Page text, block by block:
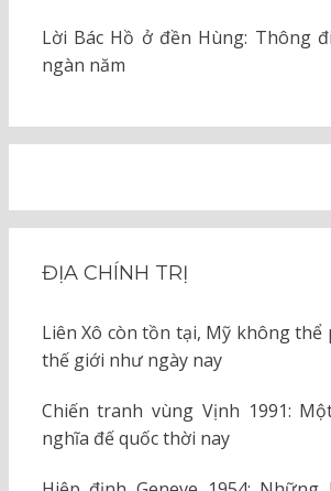
Lời Bác Hồ ở đền Hùng: Thông
ngàn năm
ĐỊA CHÍNH TRỊ
Liên Xô còn tồn tại, Mỹ không thể
thế giới như ngày nay
Chiến tranh vùng Vịnh 1991:
nghĩa đế quốc thời nay